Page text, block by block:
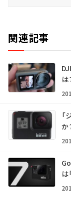
関連記事
は
「
か
は